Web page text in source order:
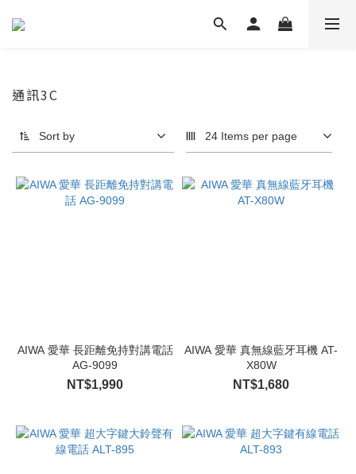
通訊3C
Sort by 24 Items per page
AIWA 愛華 長距離免持對講電話
AG-9099
NT$1,990
AIWA 愛華 真無線藍牙耳機 AT-
X80W
NT$1,680